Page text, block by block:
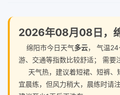
2026年08月08日，
绵阳市今日天气多云， 气温
游、交通等指数比较舒适； 需要
天气热，建议着短裙、短裤、
宜晨练，但风力稍大，晨练时请